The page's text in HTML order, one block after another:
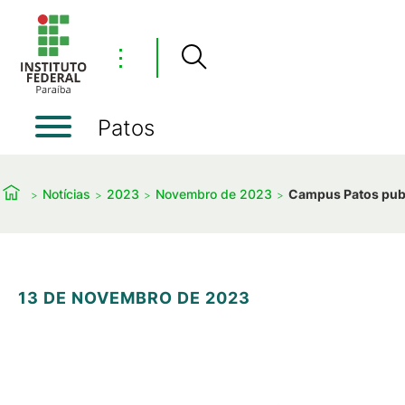
⋮
Patos
Notícias 2023 Novembro de 2023 Campus Patos
13 DE NOVEMBRO DE 2023